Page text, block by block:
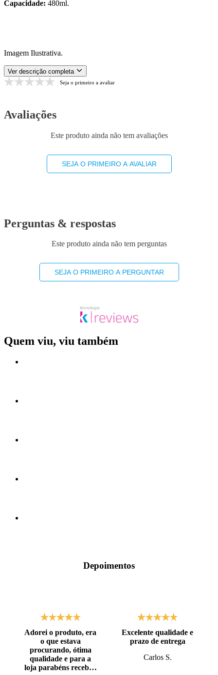
Capacidade: 480ml.
Imagem Ilustrativa.
Ver descrição completa
Seja o primeiro a avaliar
Avaliações
Este produto ainda não tem avaliações
SEJA O PRIMEIRO A AVALIAR
Perguntas & respostas
Este produto ainda não tem perguntas
SEJA O PRIMEIRO A PERGUNTAR
Quem viu, viu também
Depoimentos
Adorei o produto, era
o que estava
procurando, ótima
qualidade e para a
loja parabéns recebi o
Excelente qualidade e
prazo de entrega
Carlos S.